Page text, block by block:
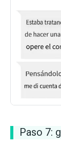
Paso 7: